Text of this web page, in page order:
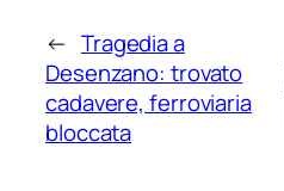
← Tragedia a
Desenzano: trovato
cadavere, ferroviaria
bloccata